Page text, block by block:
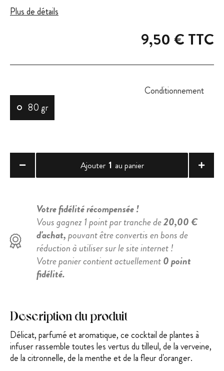
Plus de détails
9,50 € TTC
Conditionnement
80 gr
Ajouter 1 au panier
Votre fidélité récompensée !
Vous gagnez 1 point par tranche de20,00 €
d'achat,pouvant être convertis en bons de
réduction à utiliser sur le site internet !
Votre panier contient actuellement0 point
fidélité.
Description du produit
Délicat, parfumé et aromatique, ce cocktail de plantes à
infuser rassemble toutes les vertus du tilleul, de la verveine,
de la citronnelle, de la menthe etde la fleur d'oranger.